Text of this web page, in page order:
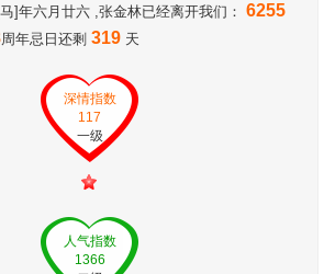
]年六月廿六 ,张金林已经离开我们： 6255
周年忌日还剩 319 天
深情指数
117
一级
人气指数
1366